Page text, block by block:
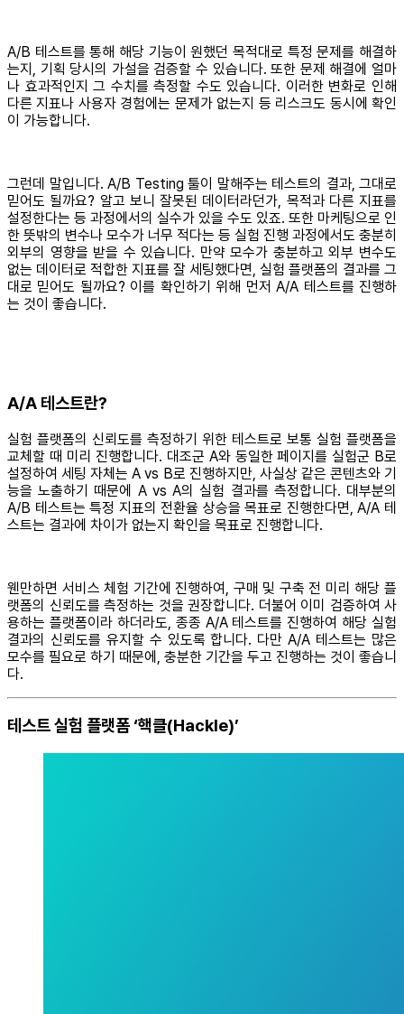
A/B 테스트를 통해 해당 기능이 원했던 목적대로 특정 문제를 해결하
는지, 기획 당시의 가설을 검증할 수 있습니다. 또한 문제 해결에 얼마
나 효과적인지 그 수치를 측정할 수도 있습니다. 이러한 변화로 인해
다른 지표나 사용자 경험에는 문제가 없는지 등 리스크도 동시에 확인
이 가능합니다.
그런데 말입니다. A/B Testing 툴이 말해주는 테스트의 결과, 그대로
믿어도 될까요? 알고 보니 잘못된 데이터라던가, 목적과 다른 지표를
설정한다는 등 과정에서의 실수가 있을 수도 있죠. 또한 마케팅으로 인
한 뜻밖의 변수나 모수가 너무 적다는 등 실험 진행 과정에서도 충분히
외부의 영향을 받을 수 있습니다. 만약 모수가 충분하고 외부 변수도
없는 데이터로 적합한 지표를 잘 세팅했다면, 실험 플랫폼의 결과를 그
대로 믿어도 될까요? 이를 확인하기 위해 먼저 A/A 테스트를 진행하
는 것이 좋습니다.
A/A 테스트란?
실험 플랫폼의 신뢰도를 측정하기 위한 테스트로 보통 실험 플랫폼을
교체할 때 미리 진행합니다. 대조군 A와 동일한 페이지를 실험군 B로
설정하여 세팅 자체는 A vs B로 진행하지만, 사실상 같은 콘텐츠와 기
능을 노출하기 때문에 A vs A의 실험 결과를 측정합니다. 대부분의
A/B 테스트는 특정 지표의 전환율 상승을 목표로 진행한다면, A/A 테
스트는 결과에 차이가 없는지 확인을 목표로 진행합니다.
웬만하면 서비스 체험 기간에 진행하여, 구매 및 구축 전 미리 해당 플
랫폼의 신뢰도를 측정하는 것을 권장합니다. 더불어 이미 검증하여 사
용하는 플랫폼이라 하더라도, 종종 A/A 테스트를 진행하여 해당 실험
결과의 신뢰도를 유지할 수 있도록 합니다. 다만 A/A 테스트는 많은
모수를 필요로 하기 때문에, 충분한 기간을 두고 진행하는 것이 좋습니
다.
테스트 실험 플랫폼 ‘핵클(Hackle)’